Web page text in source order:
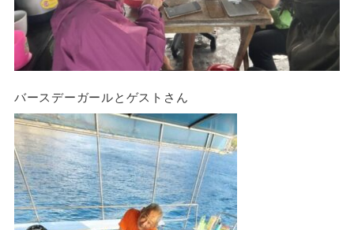
バースデーガールとゲストさん